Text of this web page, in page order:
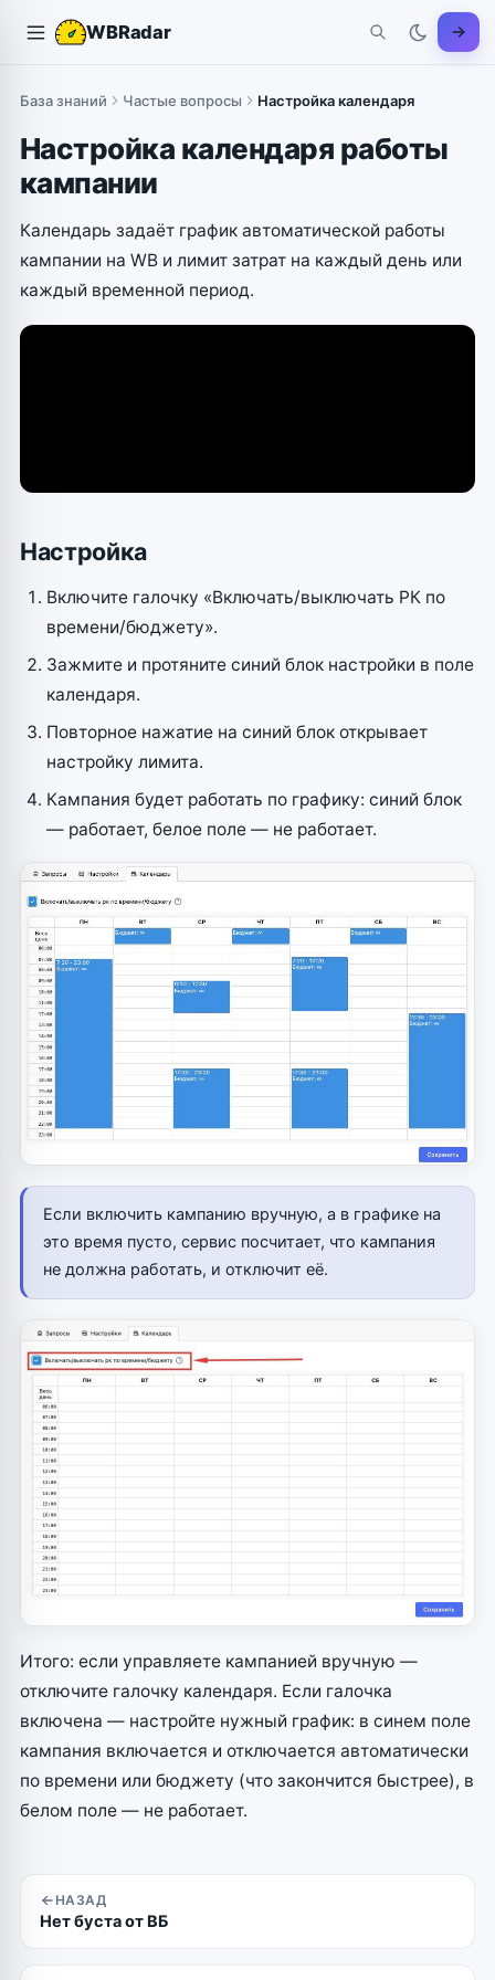
WBRadar
База знаний Частые вопросы Настройка календаря
Настройка календаря работы
кампании
Календарь задаёт график автоматической работы
кампании на WB и лимит затрат на каждый день или
каждый временной период.
Настройка
Включите галочку «Включать/выключать РК по
времени/бюджету».
Зажмите и протяните синий блок настройки в поле
календаря.
Повторное нажатие на синий блок открывает
настройку лимита.
Кампания будет работать по графику: синий блок
— работает, белое поле — не работает.
Если включить кампанию вручную, а в графике на
это время пусто, сервис посчитает, что кампания
не должна работать, и отключит её.
Итого: если управляете кампанией вручную —
отключите галочку календаря. Если галочка
включена — настройте нужный график: в синем поле
кампания включается и отключается автоматически
по времени или бюджету (что закончится быстрее), в
белом поле — не работает.
НАЗАД
Нет буста от ВБ